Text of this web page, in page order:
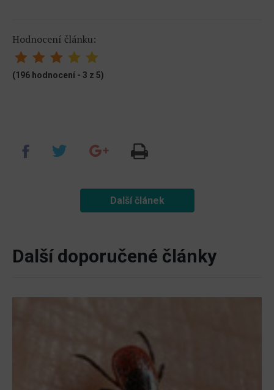
Hodnocení článku:
(196 hodnocení - 3 z 5)
Další článek
Další doporučené články